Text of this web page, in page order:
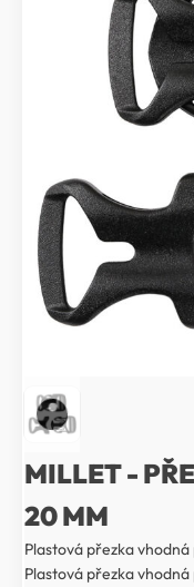
MILLET -
20 MM
Plastová přezka
Plastová přezka